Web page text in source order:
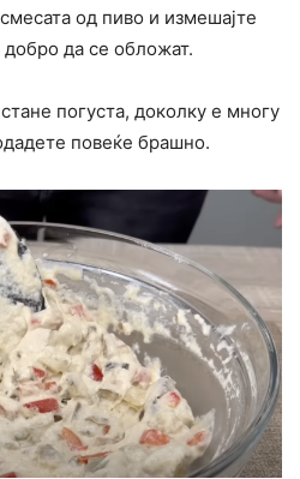
од пиво и измешајте
да се обложат.
погуста, доколку е многу
повеќе брашно.